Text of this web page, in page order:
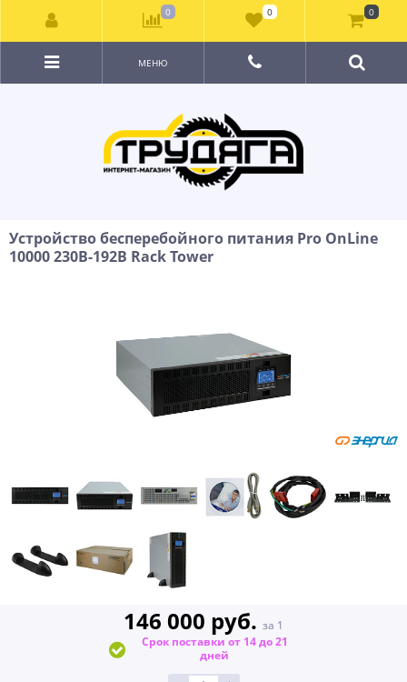
МЕНЮ
Устройство бесперебойного питания Pro OnLine
10000 230В-192В Rack Tower
146 000 руб. за 1
Срок поставки от 14 до 21
дней
0 0 0